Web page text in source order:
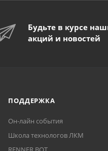
Будьте в курсе
акций и новостей
ПОДДЕРЖКА
Он-лайн события
Школа технологов ЛКМ